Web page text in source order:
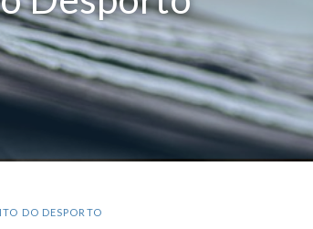
DO DESPORTO